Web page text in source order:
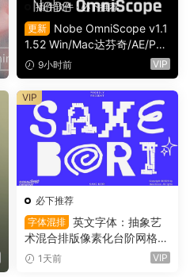
插件软件 ·必下推荐
更新
Nobe OmniScope v1.1
1.52 Win/Mac达芬奇/AE/PR/
OFX视频调色万能示波器插件
（9753）
9小时前 VIP
必下推荐
字体混排 英文字体：抽象艺
术混合排版像素化台阶网格状
手绘螺旋有机曲线版面设计封
1天前 VIP
VIP